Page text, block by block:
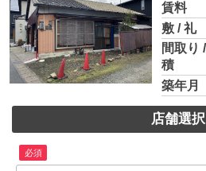
賃料
敷 / 礼
間取り
積
築年月
店舗選択
必須